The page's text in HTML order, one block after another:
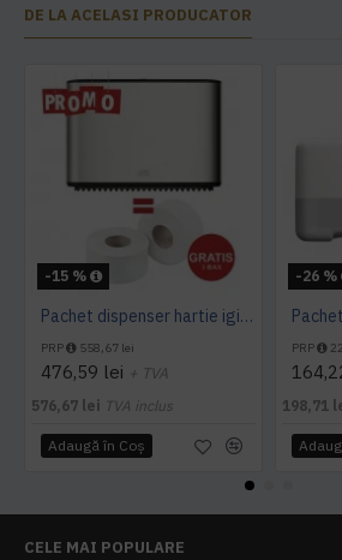
DE LA ACELASI PRODUCATOR
-15 %
Pachet dispenser hartie igienica inox Tork + Gratuit 1 bax hartie igienica Mini Jumbo
PRP 558,67 lei
476,59 lei + TVA
576,67 lei TVA inclus
Adaugă în Coş
-26 %
PRP
198,71
CELE MAI POPULARE